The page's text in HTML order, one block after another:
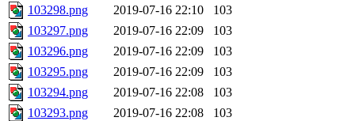
103298.png
2019-07-16 22:10
103
103297.png
2019-07-16 22:09
103
103296.png
2019-07-16 22:09
103
103295.png
2019-07-16 22:09
103
103294.png
2019-07-16 22:08
103
103293.png
2019-07-16 22:08
103